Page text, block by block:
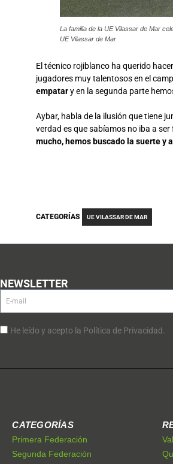
La familia de la UE Vilassar de Mar
UE Vilassar de Mar
El técnico rojiblanco ha querido
jugadores muy talentosos en el
empatary en la segunda parte
Aybar, habla de la ilusión que tiene
verdad es que sabíamos no iba a
mucho, hemos buscado la suerte y
CATEGORÍAS UE VILASSAR DE MAR
NEWSLETTER
He leído y acepto la Política de Privacidad.
CATEGORÍAS
Primera Federación
Segunda Federación